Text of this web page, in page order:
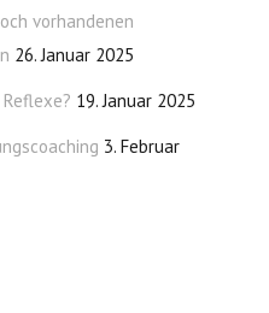
vorhandenen
26. Januar 2025
19. Januar 2025
3. Februar